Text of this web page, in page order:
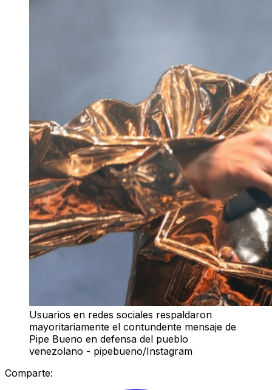
Usuarios en redes sociales respaldaron
mayoritariamente el contundente mensaje de
Pipe Bueno en defensa del pueblo
venezolano - pipebueno/Instagram
Comparte: